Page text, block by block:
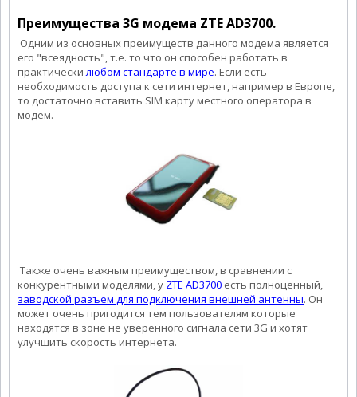
Преимущества 3G модема ZTE AD3700.
Одним из основных преимуществ данного модема является
его "всеядность", т.е. то что он способен работать в
практическилюбом стандарте в мире. Если есть
необходимость доступа к сети интернет, например в Европе,
то достаточно вставить SIM карту местного оператора в
модем.
Также очень важным преимуществом, в сравнении с
конкурентными моделями, у ZTE AD3700 есть полноценный,
заводской разъем для подключения внешней антенны. Он
может очень пригодится тем пользователям которые
находятся в зоне не уверенного сигнала сети 3G и хотят
улучшить скорость интернета.